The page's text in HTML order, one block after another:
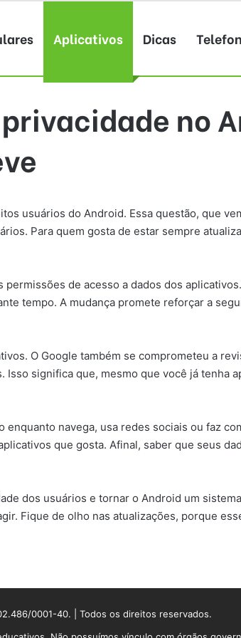
Aplicativos Dicas
no
usuários do Android. Essa questão, que
Para quem gosta de estar sempre
de acesso a dados dos
tempo. A mudança promete reforçar a
O Google também se comprometeu a
significa que, mesmo que você já tenha
navega, usa redes sociais ou faz
que gosta. Afinal, saber que seus
dos usuários e tornar o Android um
Fique de olho nas atualizações, porque
0001-40. | Todos os direitos reservados.